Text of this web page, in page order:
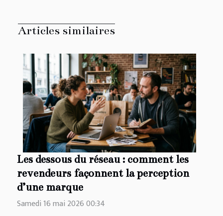
Articles similaires
Les dessous du réseau : comment les
revendeurs façonnent la perception
d’une marque
Samedi 16 mai 2026 00:34